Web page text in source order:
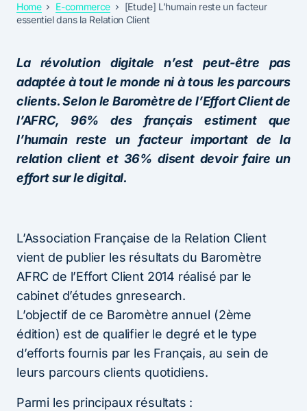
Home E-commerce
[Etude] L’humain reste un facteur
essentiel dans la Relation Client
La révolution digitale n’est peut-être pas
adaptée à tout le monde ni à tous les parcours
clients. Selon le Baromètre de l’Effort Client de
l’AFRC, 96% des français estiment que
l’humain reste un facteur important de la
relation client et 36% disent devoir faire un
effort sur le digital.
L’Association Française de la Relation Client
vient de publier les résultats du Baromètre
AFRC de l’Effort Client 2014 réalisé par le
cabinet d’études gnresearch.
L’objectif de ce Baromètre annuel (2ème
édition) est de qualifier le degré et le type
d’efforts fournis par les Français, au sein de
leurs parcours clients quotidiens.
Parmi les principaux résultats :